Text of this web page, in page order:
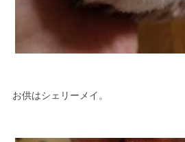
お供はシェリーメイ。